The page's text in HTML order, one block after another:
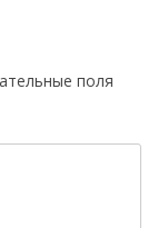
поля